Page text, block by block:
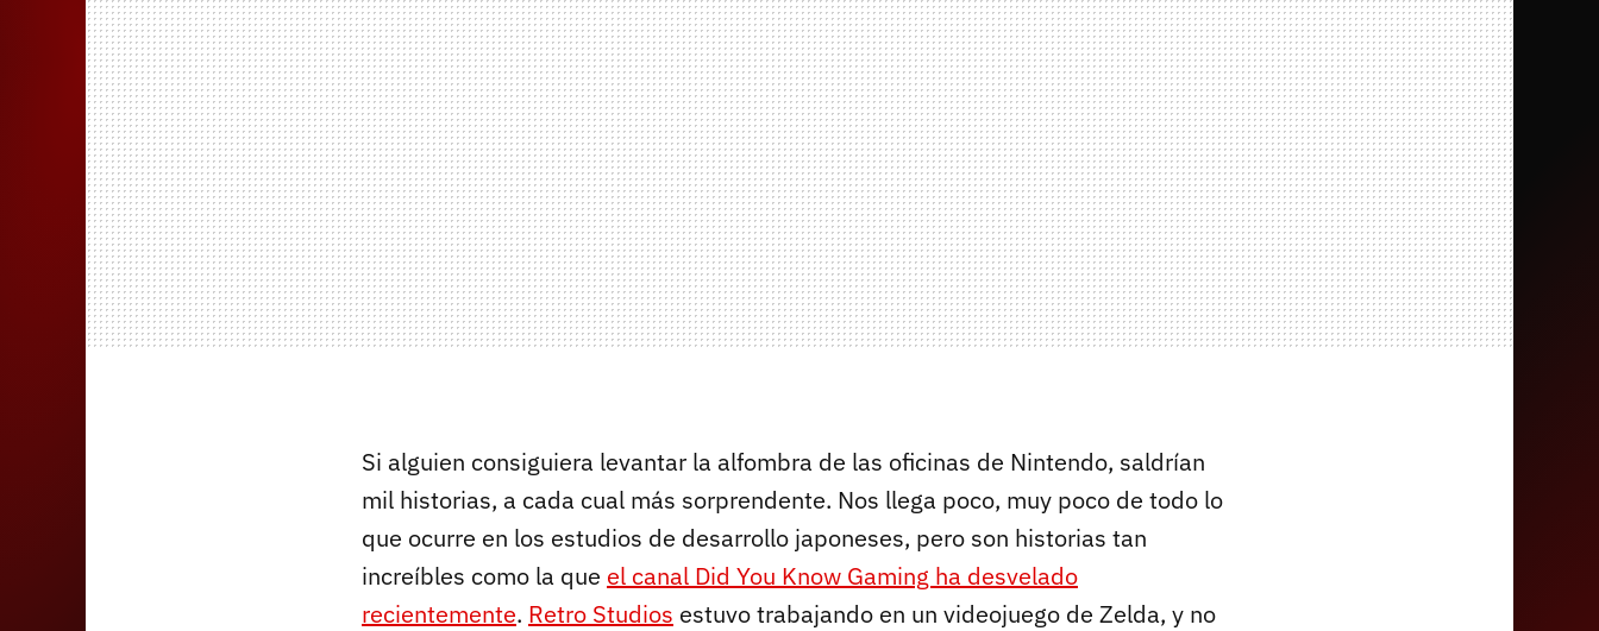
Si alguien consiguiera levantar la alfombra de las oficinas de Nintendo, saldrían
mil historias, a cada cual más sorprendente. Nos llega poco, muy poco de todo lo
que ocurre en los estudios de desarrollo japoneses, pero son historias tan
increíbles como la que el canal Did You Know Gaming ha desvelado
recientemente. Retro Studios estuvo trabajando en un videojuego de Zelda, y no